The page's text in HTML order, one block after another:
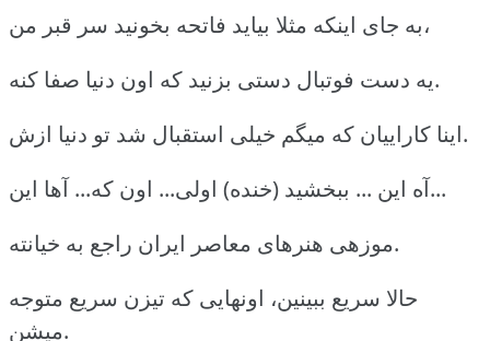
به جای اینکه مثلا بیاید فاتحه بخونید سر قبر من،
یه دست فوتبال دستی بزنید که اون دنیا صفا کنه.
اینا کاراییان که میگم خیلی استقبال شد تو دنیا ازش.
آه این ... ببخشید (خنده) اولی... اون که... آها این...
موزهی هنرهای معاصر ایران راجع به خیانته.
حالا سریع ببینین، اونهایی که تیزن سریع متوجه
میشن.